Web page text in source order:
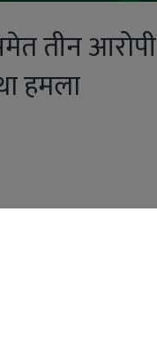
तीन आरोपी
हमला
से हमला करने वाले तीन
में पेश किया गया है।
अप्रैल की रात करीब 11:30 बजे
भखारा में कार पार्क कर कैमरा
गलौज करते हुए जान से मारने